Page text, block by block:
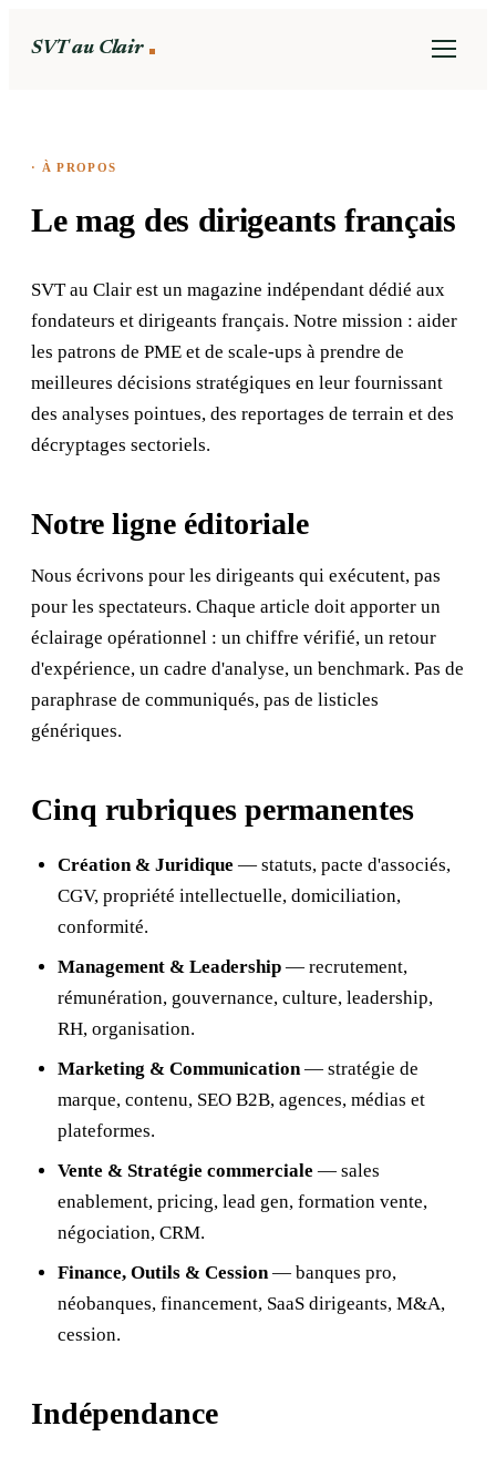
SVT au Clair
· À PROPOS
Le mag des dirigeants français
SVT au Clair est un magazine indépendant dédié aux
fondateurs et dirigeants français. Notre mission : aider
les patrons de PME et de scale-ups à prendre de
meilleures décisions stratégiques en leur fournissant
des analyses pointues, des reportages de terrain et des
décryptages sectoriels.
Notre ligne éditoriale
Nous écrivons pour les dirigeants qui exécutent, pas
pour les spectateurs. Chaque article doit apporter un
éclairage opérationnel : un chiffre vérifié, un retour
d'expérience, un cadre d'analyse, un benchmark. Pas de
paraphrase de communiqués, pas de listicles
génériques.
Cinq rubriques permanentes
Création & Juridique — statuts, pacte d'associés,
CGV, propriété intellectuelle, domiciliation,
conformité.
Management & Leadership — recrutement,
rémunération, gouvernance, culture, leadership,
RH, organisation.
Marketing & Communication— stratégie de
marque, contenu, SEO B2B, agences, médias et
plateformes.
Vente & Stratégie commerciale — sales
enablement, pricing, lead gen, formation vente,
négociation, CRM.
Finance, Outils & Cession— banques pro,
néobanques, financement, SaaS dirigeants, M&A,
cession.
Indépendance